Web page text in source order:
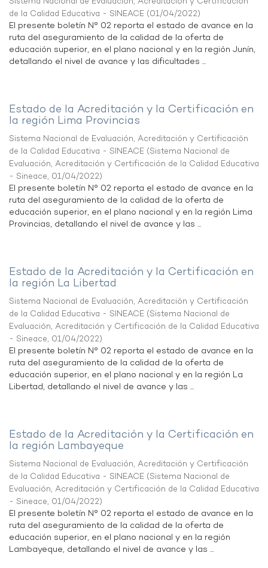
de la Calidad Educativa - SINEACE (01/04/2022)
El presente boletín N° 02 reporta el estado de avance en la
ruta del aseguramiento de la calidad de la oferta de
educación superior, en el plano nacional y en la región Junín,
detallando el nivel de avance y las dificultades ...
Estado de la Acreditación y la Certificación en
la región Lima Provincias
Sistema Nacional de Evaluación, Acreditación y Certificación
de la Calidad Educativa - SINEACE (Sistema Nacional de
Evaluación, Acreditación y Certificación de la Calidad Educativa
- Sineace, 01/04/2022)
El presente boletín N° 02 reporta el estado de avance en la
ruta del aseguramiento de la calidad de la oferta de
educación superior, en el plano nacional y en la región Lima
Provincias, detallando el nivel de avance y las ...
Estado de la Acreditación y la Certificación en
la región La Libertad
Sistema Nacional de Evaluación, Acreditación y Certificación
de la Calidad Educativa - SINEACE (Sistema Nacional de
Evaluación, Acreditación y Certificación de la Calidad Educativa
- Sineace, 01/04/2022)
El presente boletín N° 02 reporta el estado de avance en la
ruta del aseguramiento de la calidad de la oferta de
educación superior, en el plano nacional y en la región La
Libertad, detallando el nivel de avance y las ...
Estado de la Acreditación y la Certificación en
la región Lambayeque
Sistema Nacional de Evaluación, Acreditación y Certificación
de la Calidad Educativa - SINEACE (Sistema Nacional de
Evaluación, Acreditación y Certificación de la Calidad Educativa
- Sineace, 01/04/2022)
El presente boletín N° 02 reporta el estado de avance en la
ruta del aseguramiento de la calidad de la oferta de
educación superior, en el plano nacional y en la región
Lambayeque, detallando el nivel de avance y las ...